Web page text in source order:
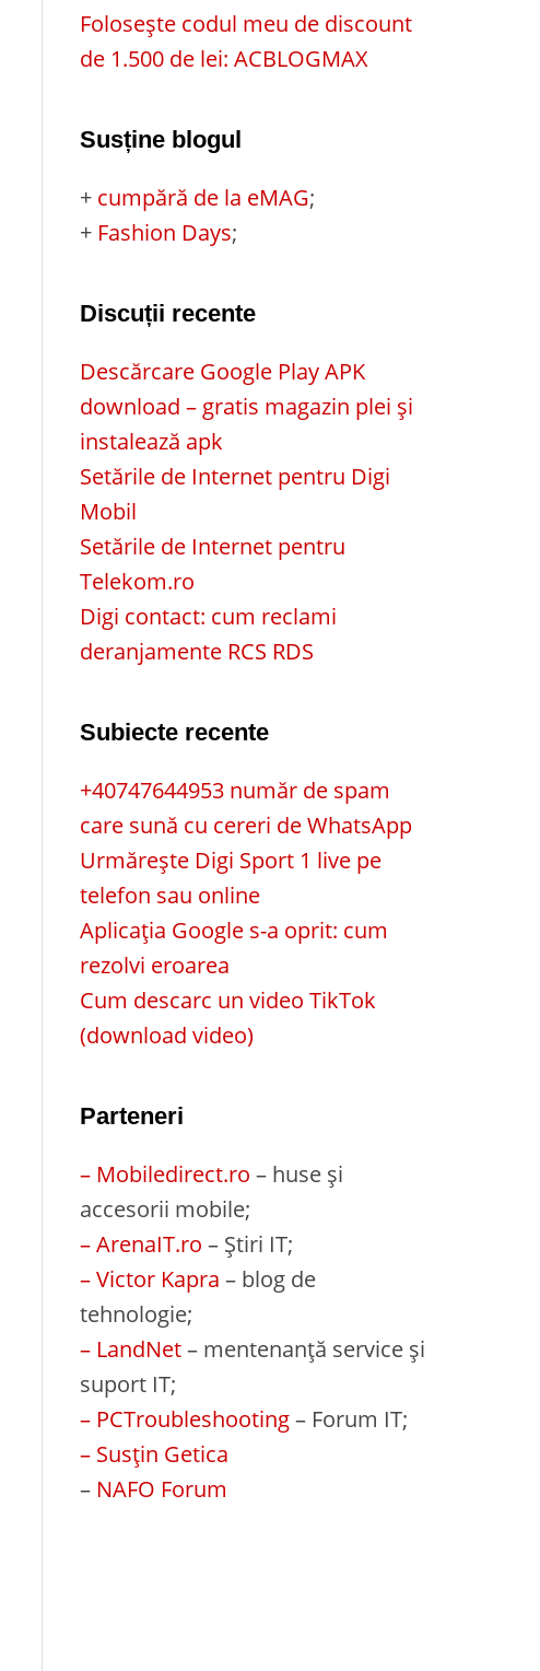
Folosește codul meu de discount
de 1.500 de lei: ACBLOGMAX
Susține blogul
+ cumpără de la eMAG;
+ Fashion Days;
Discuții recente
Descărcare Google Play APK
download – gratis magazin plei și
instalează apk
Setările de Internet pentru Digi
Mobil
Setările de Internet pentru
Telekom.ro
Digi contact: cum reclami
deranjamente RCS RDS
Subiecte recente
+40747644953 număr de spam
care sună cu cereri de WhatsApp
Urmărește Digi Sport 1 live pe
telefon sau online
Aplicația Google s-a oprit: cum
rezolvi eroarea
Cum descarc un video TikTok
(download video)
Parteneri
– Mobiledirect.ro – huse și
accesorii mobile;
– ArenaIT.ro – Știri IT;
– Victor Kapra – blog de
tehnologie;
– LandNet– mentenanță service și
suport IT;
– PCTroubleshooting– Forum IT;
– Susțin Getica
– NAFO Forum